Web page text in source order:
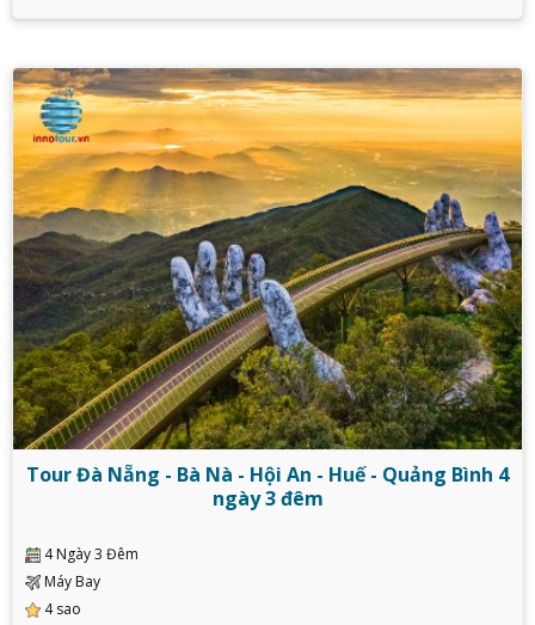
Tour Đà Nẵng - Bà Nà - Hội An - Huế - Quảng Bình 4
ngày 3 đêm
4 Ngày 3 Đêm
Máy Bay
4 sao